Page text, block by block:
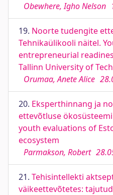
Obewhere, Igho Nelson
19. Noorte tudengite
Tehnikaülikooli näitel.
entrepreneurial
Tallinn University of
Orumaa, Anete Alice
20. Eksperthinnang ja
ettevõtluse
youth evaluations of
ecosystem
Parmakson, Robert
21. Tehisintellekti
väikeettevõtetes: